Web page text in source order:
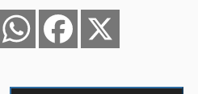
Facebook
WhatsApp
LinkedIn